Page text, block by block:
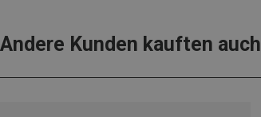
Andere Kunden kauften auch